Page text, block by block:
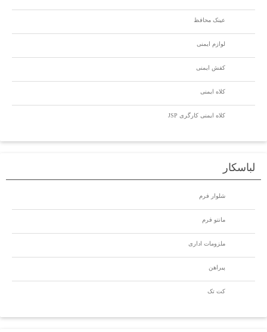
عینک محافظ
لوازم ایمنی
کفش ایمنی
کلاه ایمنی
کلاه ایمنی کارگری JSP
لباسکار
شلوار فرم
مانتو فرم
ملزومات اداری
پیراهن
کت تک